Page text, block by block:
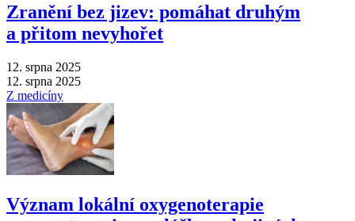
Zranění bez jizev: pomáhat druhým
a přitom nevyhořet
12. srpna 2025
12. srpna 2025
Z medicíny
Význam lokální oxygenoterapie